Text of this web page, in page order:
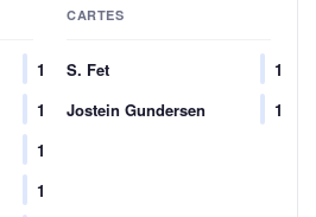
1
1
1
1
CARTES
S. Fet
1
Jostein Gundersen
1